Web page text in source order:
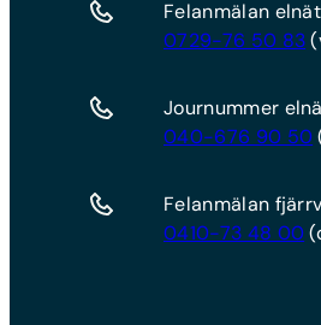
Felanmälan
0729-76 50 83
Journummer
040-676 90 50
Felanmälan
0410-73 48 00